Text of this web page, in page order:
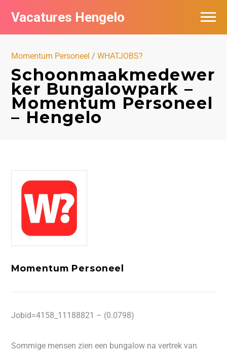
Vacatures Hengelo
Momentum Personeel /WHATJOBS?
Schoonmaakmedewer
ker Bungalowpark –
Momentum Personeel
– Hengelo
Momentum Personeel
Jobid=4158_11188821 – (0.0798)
Sommige mensen zien een bungalow na vertrek van
Vacatures per bedrijf in Hengelo
Nieuwsbrief feed